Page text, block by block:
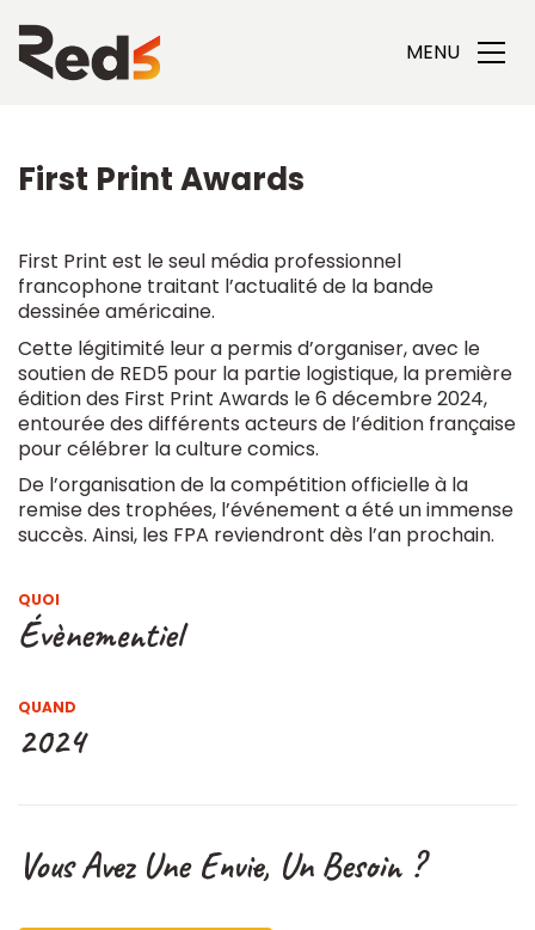
MENU
First Print Awards
First Print est le seul média professionnel
francophone traitant l’actualité de la bande
dessinée américaine.
Cette légitimité leur a permis d’organiser, avec le
soutien de RED5 pour la partie logistique, la première
édition des First Print Awards le 6 décembre 2024,
entourée des différents acteurs de l’édition française
pour célébrer la culture comics.
De l’organisation de la compétition officielle à la
remise des trophées, l’événement a été un immense
succès. Ainsi, les FPA reviendront dès l’an prochain.
QUOI
Évènementiel
QUAND
2024
Vous Avez Une Envie, Un Besoin ?